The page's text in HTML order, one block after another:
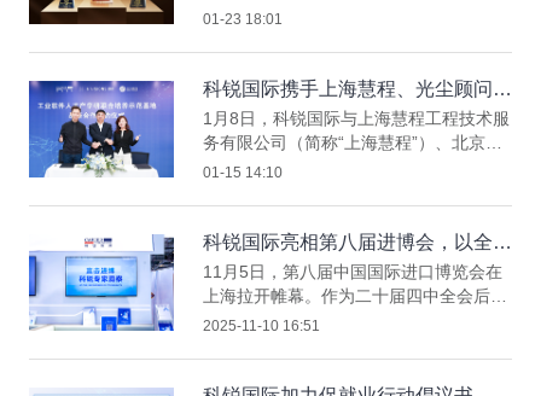
会暨2025年度颁奖盛典在北京隆重举行。
读书会联合主办，是国内人力资本领域备
受瞩目的年度盛会。
01-23 18:01
科锐国际携手上海慧程、光尘顾问，
共建工业软件人才产学研联合培养新
范式
1月8日，科锐国际与上海慧程工程技术服
务有限公司（简称“上海慧程”）、北京光
尘顾问有限公司（简称“光尘顾问”）联合
01-15 14:10
科锐国际亮相第八届进博会，以全球
人才服务赋能高水平开放
11月5日，第八届中国国际进口博览会在
上海拉开帷幕。作为二十届四中全会后中
国举办的首场重大经济外交活动，本届进
2025-11-10 16:51